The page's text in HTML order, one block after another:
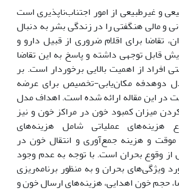
و غیرطبیعی از امور اجتناب‌ناپذیری است
و مالی هنگفتی را در زندگی بشر به دنبال
تقاضا برای اقلام ضروری از قبیل دارو و
قابل‌ توجهی داشته و پاسخ به این تقاضا
افراد از اهمیت بالایی برخوردار است. بر
دوهدفه مکان‌یابی-تخصیص برای عرضه
در این مقاله ارائه شده است. اهداف مدل
میزان کمبود خون در مراکز خون و نیز
هزینه‌های عملیاتی شامل هزینه‌های
موقت و هزینه جمع‌آوری و انتقال خون در
وقوع بحران است. با توجه به عدم وجود
ویژگی‌‌های بحران و به ‌منظور برنامه‌ریزی
حجم خون اهدایی، هزینه‌‌های ارسال خون و